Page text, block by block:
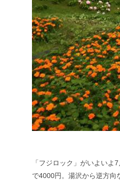
「フジロック」がいよいよ
で4000円。湯沢から逆方向